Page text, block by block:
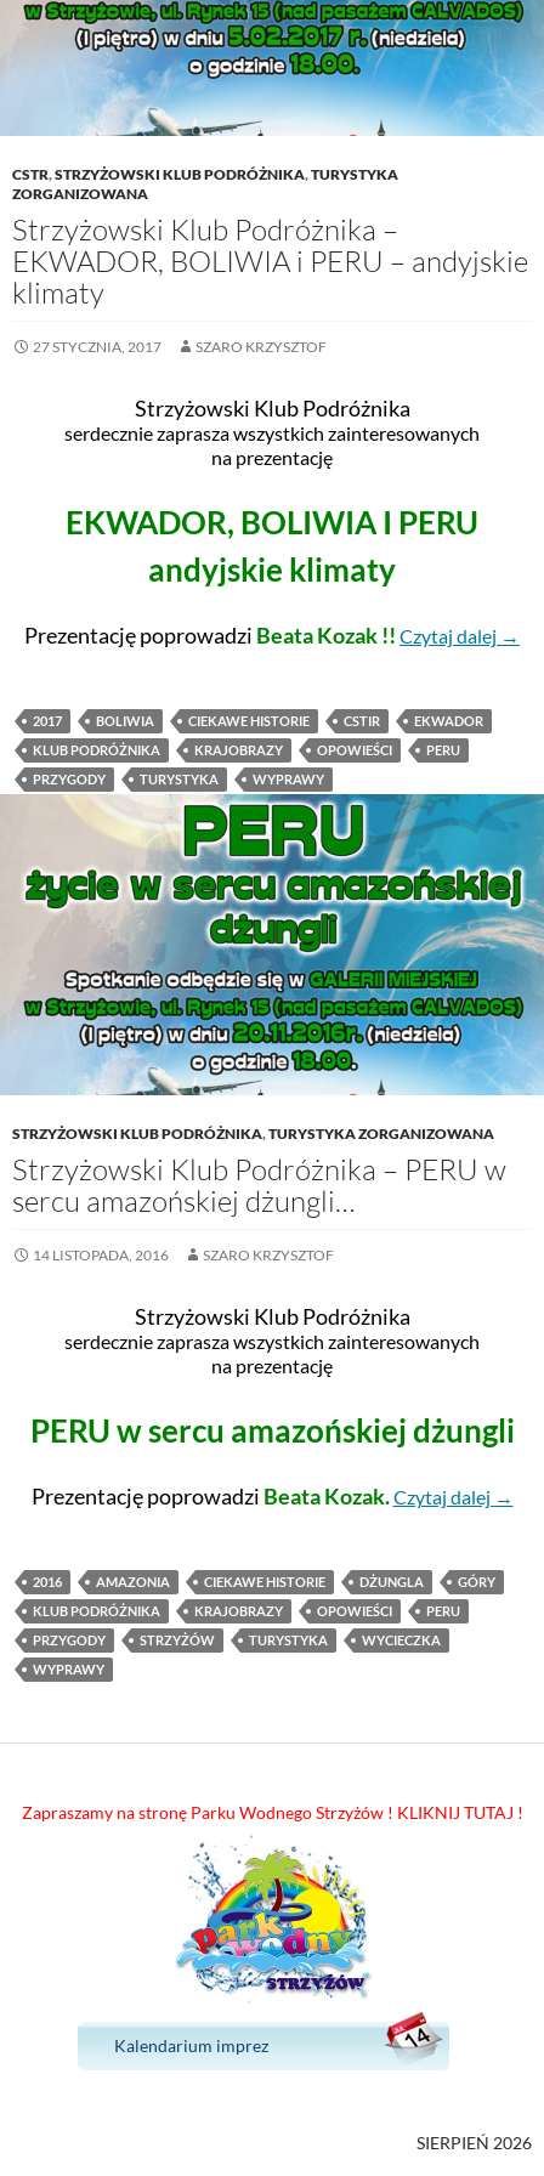
CSTR,STRZYŻOWSKI KLUB PODRÓŻNIKA,TURYSTYKA
ZORGANIZOWANA
Strzyżowski Klub Podróżnika –
EKWADOR, BOLIWIA i PERU – andyjskie
klimaty
27 STYCZNIA, 2017 SZARO KRZYSZTOF
Strzyżowski Klub Podróżnika
serdecznie zaprasza wszystkich zainteresowanych
na prezentację
EKWADOR, BOLIWIA I PERU
andyjskie klimaty
Prezentację poprowadzi Beata Kozak !! Czytaj dalej →
2017 BOLIWIA CIEKAWE HISTORIE CSTIR
EKWADOR
KLUB PODRÓŻNIKA
KRAJOBRAZY OPOWIEŚCI
PERU
PRZYGODY
TURYSTYKA WYPRAWY
STRZYŻOWSKI KLUB PODRÓŻNIKA,TURYSTYKA ZORGANIZOWANA
Strzyżowski Klub Podróżnika – PERU w
sercu amazońskiej dżungli…
14 LISTOPADA, 2016 SZARO KRZYSZTOF
Strzyżowski Klub Podróżnika
serdecznie zaprasza wszystkich zainteresowanych
na prezentację
PERU w sercu amazońskiej dżungli
Prezentację poprowadzi Beata Kozak.Czytaj dalej →
2016 AMAZONIA CIEKAWE HISTORIE DŻUNGLA
GÓRY
KLUB PODRÓŻNIKA
KRAJOBRAZY OPOWIEŚCI
PERU
PRZYGODY
STRZYŻÓW TURYSTYKA
WYCIECZKA
WYPRAWY
Zapraszamy na stronę Parku Wodnego Strzyżów ! KLIKNIJ TUTAJ !
Kalendarium imprez
SIERPIEŃ 2026